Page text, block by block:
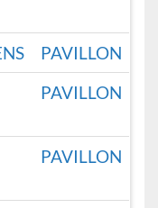
PAVILLON
PAVILLON
PAVILLON